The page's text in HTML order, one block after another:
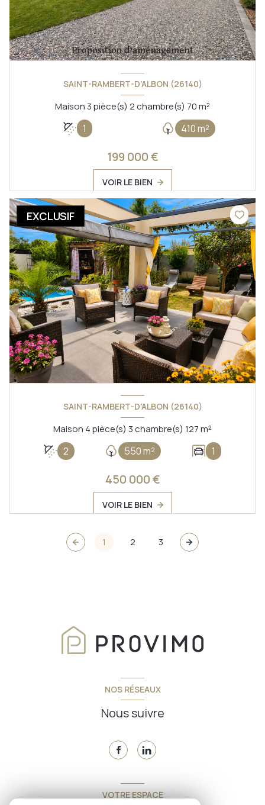
SAINT-RAMBERT-D'ALBON (26140)
Maison 3 pièce(s) 2 chambre(s) 70 m²
1 410 m²
199 000 €
VOIR LE BIEN
EXCLUSIF
SAINT-RAMBERT-D'ALBON (26140)
Maison 4 pièce(s) 3 chambre(s) 127 m²
2 550 m² 1
450 000 €
VOIR LE BIEN
1 2 3
NOS RÉSEAUX
Nous suivre
VOTRE ESPACE